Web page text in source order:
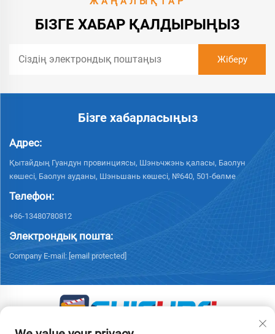
БІЗГЕ ХАБАР ҚАЛДЫРЫҢЫЗ
Бізге хабарласыңыз
Адрес:
Қытайдың Гуандун провинциясы, Шэньчжэнь қаласы, Баолун
көшесі, Баолун ауданы, Шэньшань көшесі, №640, 501-бөлме
Телефон:
+86-13480780812
Электрондық пошта:
Company E-mail: [email protected]